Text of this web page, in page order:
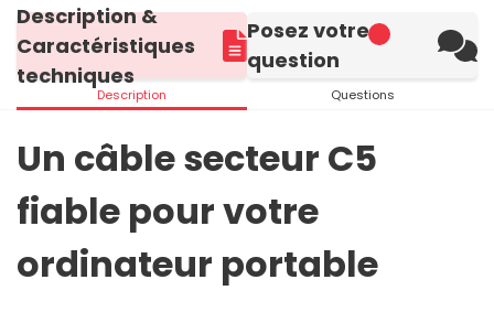
Description &
Caractéristiques
techniques
Description
Posez votre
question
Questions
Un câble secteur C5
fiable pour votre
ordinateur portable